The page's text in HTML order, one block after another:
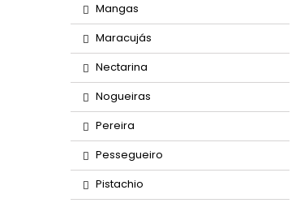
Mangas
Maracujás
Nectarina
Nogueiras
Pereira
Pessegueiro
Pistachio